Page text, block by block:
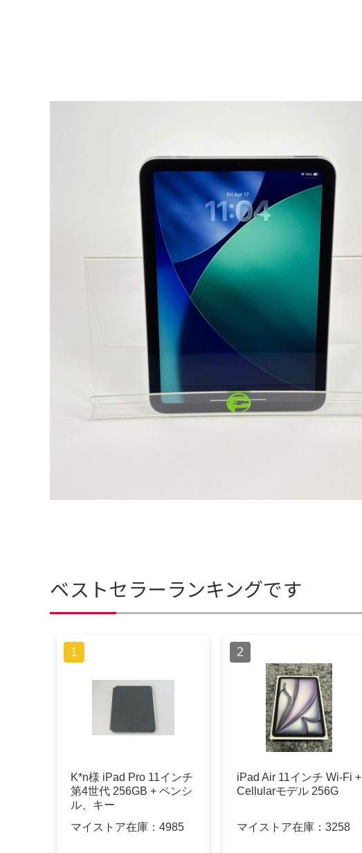
ベストセラーランキングです
K*n様 iPad Pro 11インチ
第4世代 256GB + ペンシ
ル、キー
マイストア在庫： 4985
iPad Air 11インチ Wi-Fi +
Cellularモデル 256G
マイストア在庫： 3258